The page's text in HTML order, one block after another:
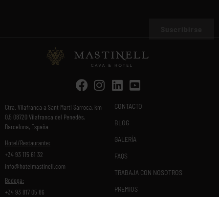
Ctra. Vilafranca a Sant Marti Sarroca, km
0,5 08720 Vilafranca del Penedés,
Barcelona, España
Hotel/Restaurante:
+34 93 115 61 32
info@hotelmastinell.com
Bodega:
+34 93 817 05 86
CONTACTO
BLOG
GALERÍA
FAQS
TRABAJA CON NOSOTROS
PREMIOS